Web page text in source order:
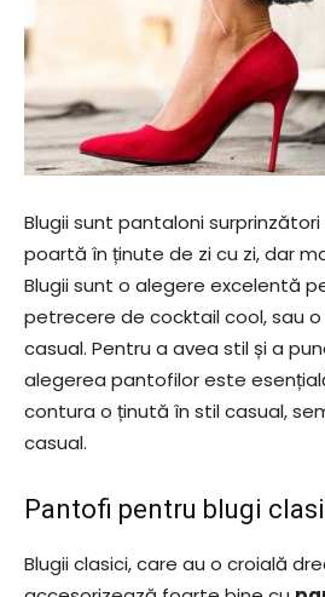
Blugii sunt pantaloni
poartă în ținute de zi cu zi, dar
Blugii sunt o alegere excelentă
petrecere de cocktail cool, sau
casual. Pentru a avea stil și a
alegerea pantofilor este
contura o ținută în stil casual,
casual.
Pantofi pentru blugi
Blugii clasici, care au o croială